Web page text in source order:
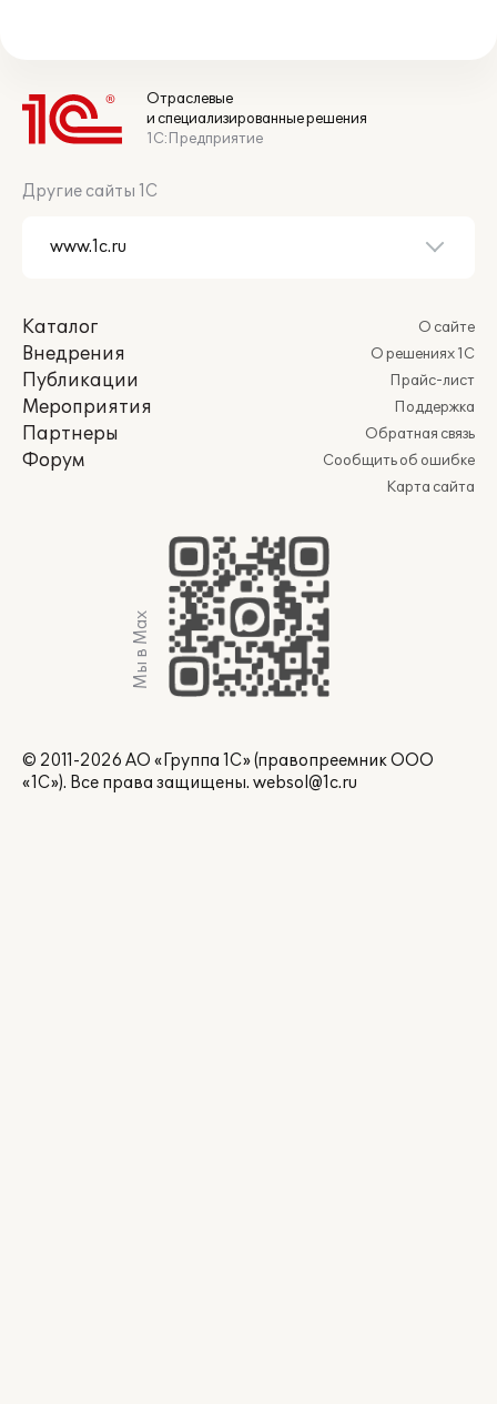
Отраслевые
и специализированные решения
1С:Предприятие
Другие сайты 1С
Каталог
Внедрения
Публикации
Мероприятия
Партнеры
Форум
О сайте
О решениях 1С
Прайс-лист
Поддержка
Обратная связь
Сообщить об ошибке
Карта сайта
Мы в Max
© 2011-2026 АО «Группа 1С» (правопреемник ООО
«1С»). Все права защищены. websol@1c.ru